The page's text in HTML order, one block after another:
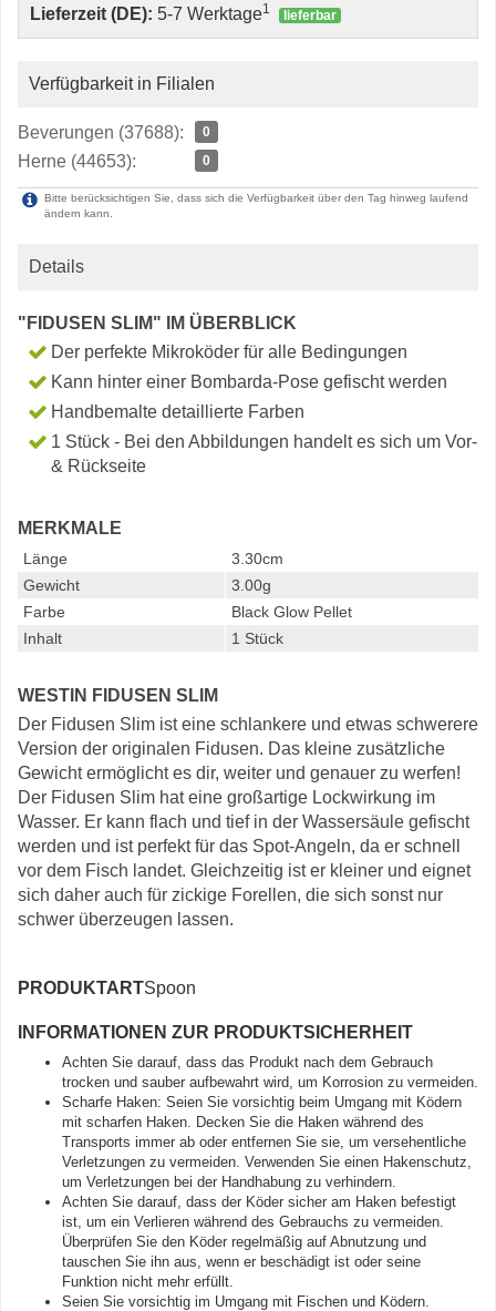
Lieferzeit (DE): 5-7 Werktage1 lieferbar
Verfügbarkeit in Filialen
Beverungen (37688): 0
Herne (44653): 0
Bitte berücksichtigen Sie, dass sich die Verfügbarkeit über den Tag hinweg laufend
ändern kann.
Details
"FIDUSEN SLIM" IM ÜBERBLICK
Der perfekte Mikroköder für alle Bedingungen
Kann hinter einer Bombarda-Pose gefischt werden
Handbemalte detaillierte Farben
1 Stück - Bei den Abbildungen handelt es sich um Vor-
& Rückseite
MERKMALE
Länge
3.30cm
Gewicht
3.00g
Farbe
Black Glow Pellet
Inhalt
1 Stück
WESTIN FIDUSEN SLIM
Der Fidusen Slim ist eine schlankere und etwas schwerere
Version der originalen Fidusen. Das kleine zusätzliche
Gewicht ermöglicht es dir, weiter und genauer zu werfen!
Der Fidusen Slim hat eine großartige Lockwirkung im
Wasser. Er kann flach und tief in der Wassersäule gefischt
werden und ist perfekt für das Spot-Angeln, da er schnell
vor dem Fisch landet. Gleichzeitig ist er kleiner und eignet
sich daher auch für zickige Forellen, die sich sonst nur
schwer überzeugen lassen.
PRODUKTARTSpoon
INFORMATIONEN ZUR PRODUKTSICHERHEIT
Achten Sie darauf, dass das Produkt nach dem Gebrauch
trocken und sauber aufbewahrt wird, um Korrosion zu vermeiden.
Scharfe Haken: Seien Sie vorsichtig beim Umgang mit Ködern
mit scharfen Haken. Decken Sie die Haken während des
Transports immer ab oder entfernen Sie sie, um versehentliche
Verletzungen zu vermeiden. Verwenden Sie einen Hakenschutz,
um Verletzungen bei der Handhabung zu verhindern.
Achten Sie darauf, dass der Köder sicher am Haken befestigt
ist, um ein Verlieren während des Gebrauchs zu vermeiden.
Überprüfen Sie den Köder regelmäßig auf Abnutzung und
tauschen Sie ihn aus, wenn er beschädigt ist oder seine
Funktion nicht mehr erfüllt.
Seien Sie vorsichtig im Umgang mit Fischen und Ködern.